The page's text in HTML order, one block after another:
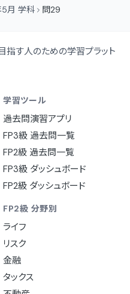
月 学科 問29
指す人のための学習プラット
学習ツール
過去問演習アプリ
FP3級 過去問一覧
FP2級 過去問一覧
FP3級 ダッシュボード
FP2級 ダッシュボード
FP2級 分野別
ライフ
リスク
金融
タックス